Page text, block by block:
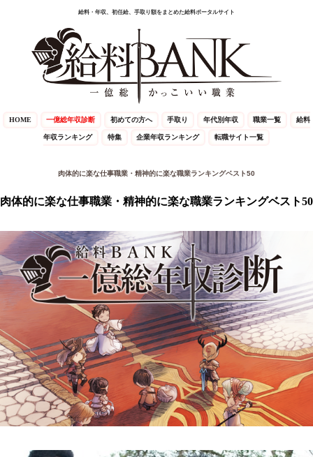
給料・年収、初任給、手取り額をまとめた給料ポータルサイト
HOME 一億総年収診断 初めての方へ 手取り 年代別年収 職業一覧 給料
年収ランキング 特集 企業年収ランキング 転職サイト一覧
肉体的に楽な仕事職業・精神的に楽な職業ランキングベスト50
肉体的に楽な仕事職業・精神的に楽な職業ランキングベスト50